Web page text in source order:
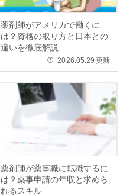
薬剤師がアメリカで働くに
は？資格の取り方と日本との
違いを徹底解説
🕒 2026.05.29 更新
薬剤師が薬事職に転職するに
は？薬事申請の年収と求めら
れるスキル